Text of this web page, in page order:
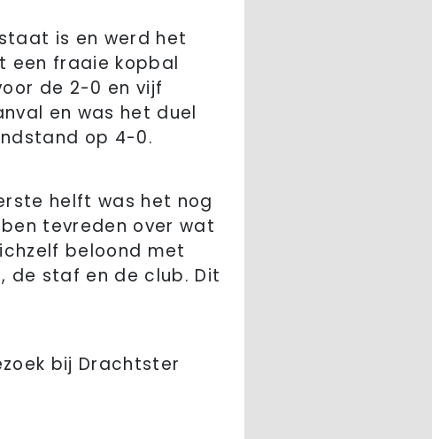
is en werd het
een fraaie kopbal
de 2-0 en vijf
en was het duel
op 4-0.
helft was het nog
tevreden over wat
beloond met
de staf en de club. Dit
bij Drachtster